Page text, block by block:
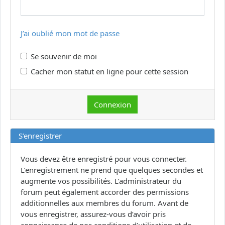
J’ai oublié mon mot de passe
Se souvenir de moi
Cacher mon statut en ligne pour cette session
S’enregistrer
Vous devez être enregistré pour vous connecter.
L’enregistrement ne prend que quelques secondes et
augmente vos possibilités. L’administrateur du
forum peut également accorder des permissions
additionnelles aux membres du forum. Avant de
vous enregistrer, assurez-vous d’avoir pris